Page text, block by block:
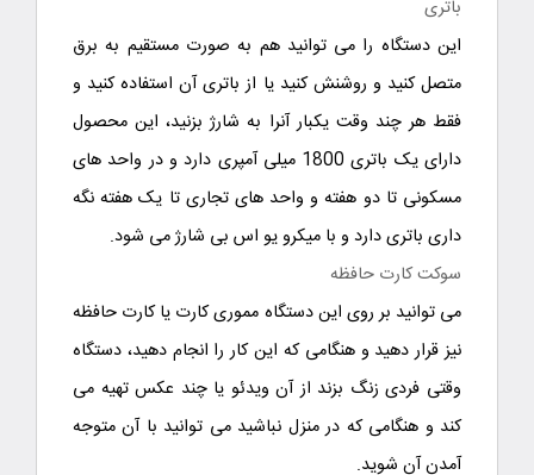
باتری
این دستگاه را می توانید هم به صورت مستقیم به برق
متصل کنید و روشنش کنید یا از باتری آن استفاده کنید و
فقط هر چند وقت یکبار آنرا به شارژ بزنید، این محصول
دارای یک باتری 1800 میلی آمپری دارد و در واحد های
مسکونی تا دو هفته و واحد های تجاری تا یک هفته نگه
داری باتری دارد و با میکرو یو اس بی شارژ می شود.
سوکت کارت حافظه
می توانید بر روی این دستگاه مموری کارت یا کارت حافظه
نیز قرار دهید و هنگامی که این کار را انجام دهید، دستگاه
وقتی فردی زنگ بزند از آن ویدئو یا چند عکس تهیه می
کند و هنگامی که در منزل نباشید می توانید با آن متوجه
آمدن آن شوید.